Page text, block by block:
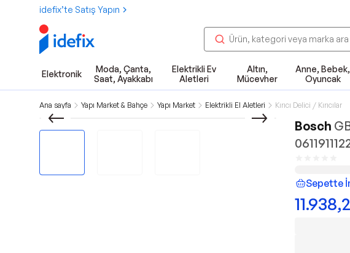
idefix’te Satış Yapın
Elektronik
Moda, Çanta,
Saat, Ayakkabı
Elektrikli Ev
Aletleri
Altın,
Mücevher
Anne, Bebek,
Oyuncak
Ana sayfa Yapı Market & Bahçe Yapı Market Elektrikli El Aletleri Kırıcı Delici / Kırıcılar
Bosch
Sepette